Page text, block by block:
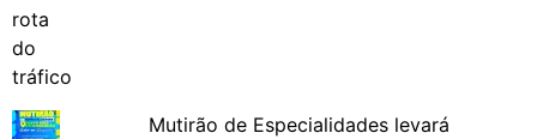
Mutirão de Especialidades levará